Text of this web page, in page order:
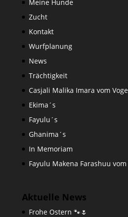
Meine Hunde
Zucht
Kontakt
Wurfplanung
News
Trächtigkeit
Casjali Malika Imara vom
Ekima´s
Fayulu´s
Ghanima´s
In Memoriam
Fayulu Makena Farashuu
Aktuelle News
Frohe Ostern 🐾🌷